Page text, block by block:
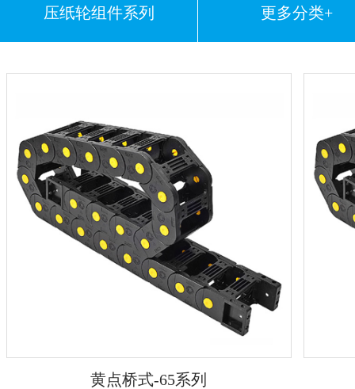
压纸轮组件系列 更多分类+
黄点桥式-65系列